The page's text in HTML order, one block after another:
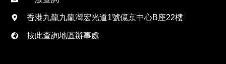
香港九龍九龍灣宏光道1號億京中心B座22樓
按此查詢地區辦事處